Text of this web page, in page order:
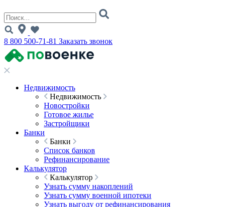
8 800 500-71-81 Заказать звонок
Недвижимость
Недвижимость
Новостройки
Готовое жилье
Застройщики
Банки
Банки
Список банков
Рефинансирование
Калькулятор
Калькулятор
Узнать сумму накоплений
Узнать сумму военной ипотеки
Узнать выгоду от рефинансирования